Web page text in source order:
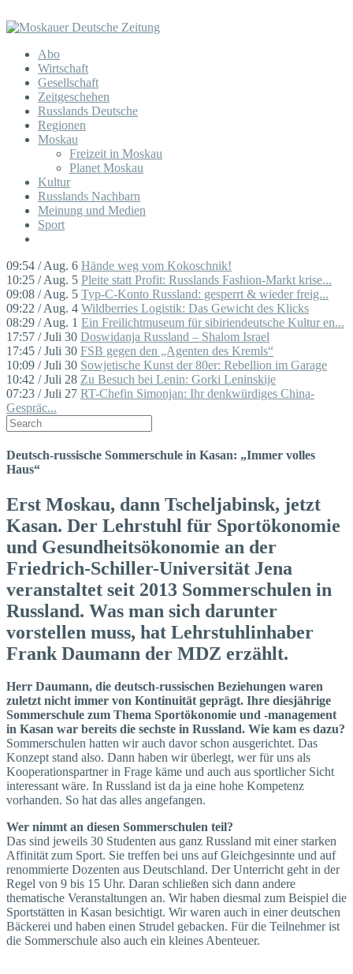
Abo
Wirtschaft
Gesellschaft
Zeitgeschehen
Russlands Deutsche
Regionen
Moskau
Freizeit in Moskau
Planet Moskau
Kultur
Russlands Nachbarn
Meinung und Medien
Sport
09:54 / Aug. 6 Hände weg vom Kokoschnik!
10:25 / Aug. 5 Pleite statt Profit: Russlands Fashion-Markt krise...
09:08 / Aug. 5 Typ-C-Konto Russland: gesperrt & wieder freig...
09:22 / Aug. 4 Wildberries Logistik: Das Gewicht des Klicks
08:29 / Aug. 1 Ein Freilichtmuseum für sibiriendeutsche Kultur en...
17:57 / Juli 30 Doswidanja Russland – Shalom Israel
17:45 / Juli 30 FSB gegen den „Agenten des Kremls“
10:09 / Juli 30 Sowjetische Kunst der 80er: Rebellion im Garage
10:42 / Juli 28 Zu Besuch bei Lenin: Gorki Leninskije
07:23 / Juli 27 RT-Chefin Simonjan: Ihr denkwürdiges China-
Gespräc...
Deutsch-russische Sommerschule in Kasan: „Immer volles
Haus“
Erst Moskau, dann Tscheljabinsk, jetzt
Kasan. Der Lehrstuhl für Sportökonomie
und Gesundheitsökonomie an der
Friedrich-Schiller-Universität Jena
veranstaltet seit 2013 Sommerschulen in
Russland. Was man sich darunter
vorstellen muss, hat Lehrstuhlinhaber
Frank Daumann der MDZ erzählt.
Herr Daumann, die deutsch-russischen Beziehungen waren
zuletzt nicht immer von Kontinuität geprägt. Ihre diesjährige
Sommerschule zum Thema Sportökonomie und -management
in Kasan war bereits die sechste in Russland. Wie kam es dazu?
Sommerschulen hatten wir auch davor schon ausgerichtet. Das
Konzept stand also. Dann haben wir überlegt, wer für uns als
Kooperationspartner in Frage käme und auch aus sportlicher Sicht
interessant wäre. In Russland ist da ja eine hohe Kompetenz
vorhanden. So hat das alles angefangen.
Wer nimmt an diesen Sommerschulen teil?
Das sind jeweils 30 Studenten aus ganz Russland mit einer starken
Affinität zum Sport. Sie treffen bei uns auf Gleichgesinnte und auf
renommierte Dozenten aus Deutschland. Der Unterricht geht in der
Regel von 9 bis 15 Uhr. Daran schließen sich dann andere
thematische Veranstaltungen an. Wir haben diesmal zum Beispiel die
Sportstätten in Kasan besichtigt. Wir waren auch in einer deutschen
Bäckerei und haben einen Strudel gebacken. Für die Teilnehmer ist
die Sommerschule also auch ein kleines Abenteuer.